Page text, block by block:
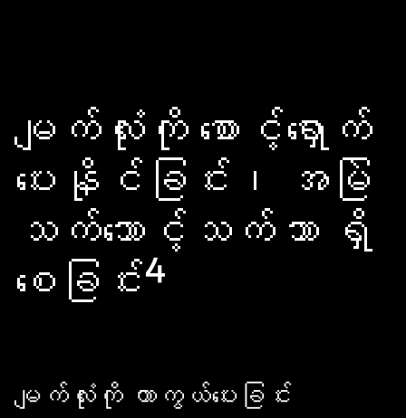
မျက်လုံးကို စောင့်ရှောက်
ပေးနိုင်ခြင်း၊ အမြဲ
သက်သောင့်သက်သာ ရှိ
စေခြင်း4
မျက်လုံးကို ကာကွယ်ပေးခြင်း